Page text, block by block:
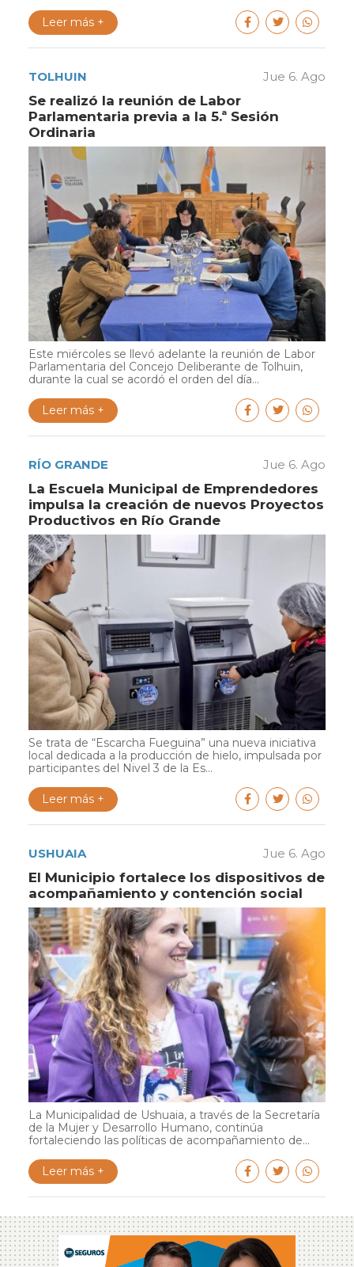
Leer más +
TOLHUIN Jue 6. Ago
Se realizó la reunión de Labor
Parlamentaria previa a la 5.ª Sesión
Ordinaria
Este miércoles se llevó adelante la reunión de Labor
Parlamentaria del Concejo Deliberante de Tolhuin,
durante la cual se acordó el orden del día...
Leer más +
RÍO GRANDE Jue 6. Ago
La Escuela Municipal de Emprendedores
impulsa la creación de nuevos Proyectos
Productivos en Río Grande
Se trata de “Escarcha Fueguina” una nueva iniciativa
local dedicada a la producción de hielo, impulsada por
participantes del Nivel 3 de la Es...
Leer más +
USHUAIA Jue 6. Ago
El Municipio fortalece los dispositivos de
acompañamiento y contención social
La Municipalidad de Ushuaia, a través de la Secretaría
de la Mujer y Desarrollo Humano, continúa
fortaleciendo las políticas de acompañamiento de...
Leer más +